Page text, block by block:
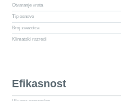
Otvaranje vrata
Tip osnove
Broj zvezdica
Klimatski razredi
Efikasnost